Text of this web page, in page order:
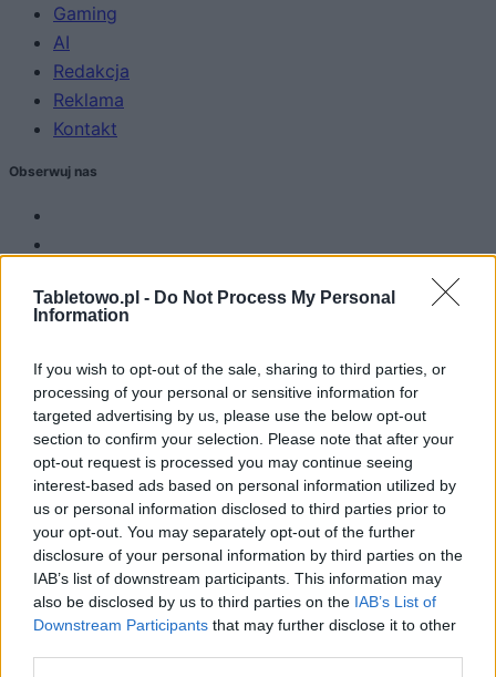
Tabletowo.pl - Do Not Process My Personal
Information
If you wish to opt-out of the sale, sharing to third parties, or
processing of your personal or sensitive information for
targeted advertising by us, please use the below opt-out
section to confirm your selection. Please note that after your
opt-out request is processed you may continue seeing
interest-based ads based on personal information utilized by
us or personal information disclosed to third parties prior to
your opt-out. You may separately opt-out of the further
disclosure of your personal information by third parties on the
IAB’s list of downstream participants. This information may
also be disclosed by us to third parties on the IAB’s List of
Downstream Participants that may further disclose it to other
Gaming
AI
Redakcja
Reklama
Kontakt
Obserwuj nas
Zacznij pisać, żeby zobaczyć wyniki lub przyciśnij ESC,
by zamknąć
ZOBACZ WSZYSTKIE WYNIKI
SUBSCRIBE
A customizable modal perfect for newsletters
[mc4wp_form id="496"]